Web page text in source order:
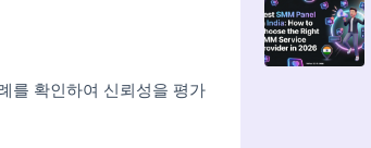
또는 위치를 기준으로 연락처를